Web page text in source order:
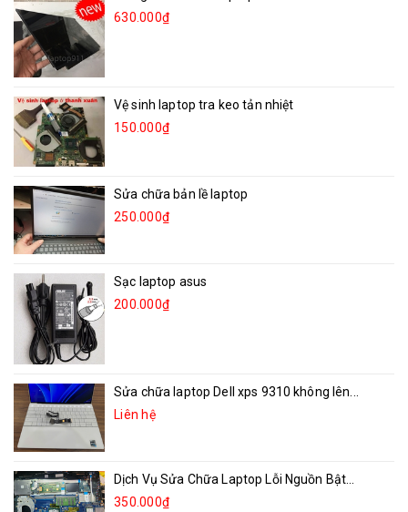
630.000₫
Vệ sinh laptop tra keo tản nhiệt
150.000₫
Sửa chữa bản lề laptop
250.000₫
Sạc laptop asus
200.000₫
Sửa chữa laptop Dell xps 9310 không lên...
Liên hệ
Dịch Vụ Sửa Chữa Laptop Lỗi Nguồn Bật...
350.000₫